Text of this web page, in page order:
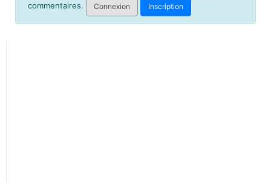
commentaires.
Connexion Inscription